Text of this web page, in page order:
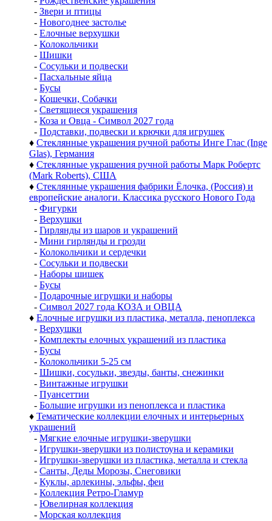
- Звери и птицы
- Новогоднее застолье
- Елочные верхушки
- Колокольчики
- Шишки
- Сосульки и подвески
- Пасхальные яйца
- Бусы
- Кошечки, Собачки
- Светящиеся украшения
- Коза и Овца - Символ 2027 года
- Подставки, подвески и крючки для игрушек
♦ Стеклянные украшения ручной работы Инге Глас (Inge
Glas), Германия
♦ Стеклянные украшения ручной работы Марк Робертс
(Mark Roberts), США
♦ Стеклянные украшения фабрики Ёлочка, (Россия) и
европейские аналоги. Классика русского Нового Года
- Фигурки
- Верхушки
- Гирлянды из шаров и украшений
- Мини гирлянды и грозди
- Колокольчики и сердечки
- Сосульки и подвески
- Наборы шишек
- Бусы
- Подарочные игрушки и наборы
- Символ 2027 года КОЗА и ОВЦА
♦ Елочные игрушки из пластика, металла, пеноплекса
- Верхушки
- Комплекты елочных украшений из пластика
- Бусы
- Колокольчики 5-25 см
- Шишки, сосульки, звезды, банты, снежинки
- Винтажные игрушки
- Пуансеттии
- Большие игрушки из пеноплекса и пластика
♦ Тематические коллекции елочных и интерьерных
украшений
- Мягкие елочные игрушки-зверушки
- Игрушки-зверушки из полистоуна и керамики
- Игрушки-зверушки из пластика, металла и стекла
- Санты, Деды Морозы, Снеговики
- Куклы, арлекины, эльфы, феи
- Коллекция Ретро-Гламур
- Ювелирная коллекция
- Морская коллекция